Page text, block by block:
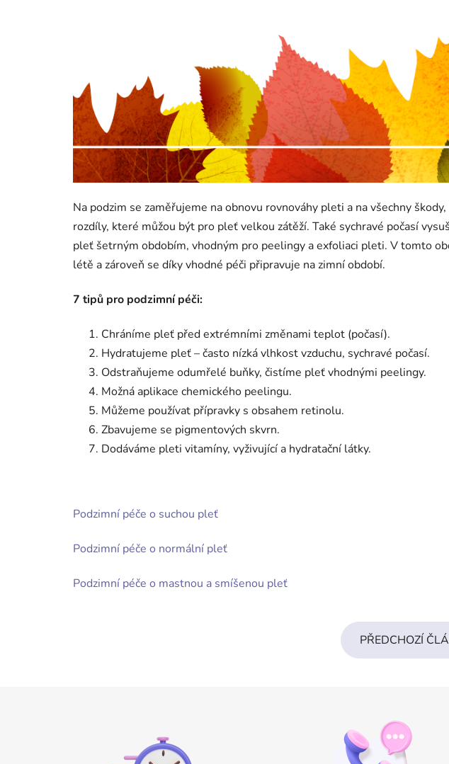
Na podzim se zaměřujeme na obnovu rovnováhy pleti a na všechny
rozdíly, které můžou být pro pleť velkou zátěží. Také sychravé počasí
pleť šetrným obdobím, vhodným pro peelingy a exfoliaci pleti. V tomto
létě a zároveň se díky vhodné péči připravuje na zimní období.
7 tipů pro podzimní péči:
Chráníme pleť před extrémními změnami teplot (počasí).
Hydratujeme pleť – často nízká vlhkost vzduchu, sychravé počasí.
Odstraňujeme odumřelé buňky, čistíme pleť vhodnými peelingy.
Možná aplikace chemického peelingu.
Můžeme používat přípravky s obsahem retinolu.
Zbavujeme se pigmentových skvrn.
Dodáváme pleti vitamíny, vyživující a hydratační látky.
Podzimní péče o suchou pleť
Podzimní péče o normální pleť
Podzimní péče o mastnou a smíšenou pleť
PŘEDCHOZÍ